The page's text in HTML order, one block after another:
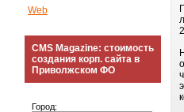
Web
CMS Magazine: стоимость
создания корп. сайта в
Приволжском ФО
Город: